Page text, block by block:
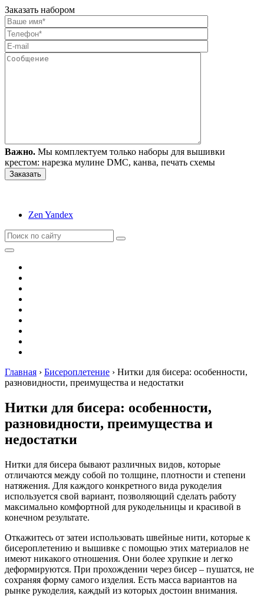
Заказать набором
Важно. Мы комплектуем только наборы для вышивки
крестом: нарезка мулине DMC, канва, печать схемы
Zen Yandex
Главная › Бисероплетение › Нитки для бисера: особенности,
разновидности, преимущества и недостатки
Нитки для бисера: особенности,
разновидности, преимущества и
недостатки
Нитки для бисера бывают различных видов, которые
отличаются между собой по толщине, плотности и степени
натяжения. Для каждого конкретного вида рукоделия
используется свой вариант, позволяющий сделать работу
максимально комфортной для рукодельницы и красивой в
конечном результате.
Откажитесь от затеи использовать швейные нити, которые к
бисероплетению и вышивке с помощью этих материалов не
имеют никакого отношения. Они более хрупкие и легко
деформируются. При прохождении через бисер – пушатся, не
сохраняя форму самого изделия. Есть масса вариантов на
рынке рукоделия, каждый из которых достоин внимания.